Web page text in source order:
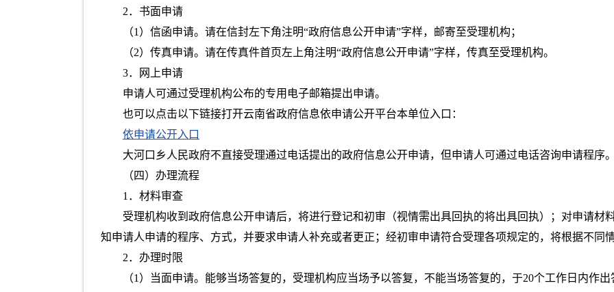
2．书面申请
（1）信函申请。请在信封左下角注明“政府信息公开申请”字样，邮寄至受理机构；
（2）传真申请。请在传真件首页左上角注明“政府信息公开申请”字样，传真至受理机构。
3．网上申请
申请人可通过受理机构公布的专用电子邮箱提出申请。
也可以点击以下链接打开云南省政府信息依申请公开平台本单位入口：
依申请公开入口
大河口乡人民政府不直接受理通过电话提出的政府信息公开申请，但申请人可通过电话咨询申请程序
（四）办理流程
1．材料审查
受理机构收到政府信息公开申请后，将进行登记和初审（视情需出具回执的将出具回执）；对申请材
知申请人申请的程序、方式，并要求申请人补充或者更正；经初审申请符合受理各项规定的，将根据不同
2．办理时限
（1）当面申请。能够当场答复的，受理机构应当场予以答复，不能当场答复的，于20个工作日内作出